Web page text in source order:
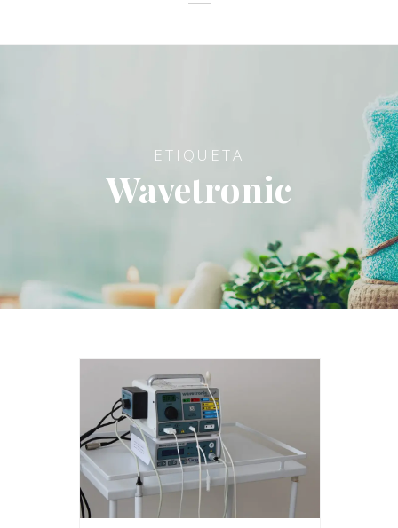
ETIQUETA
Wavetronic